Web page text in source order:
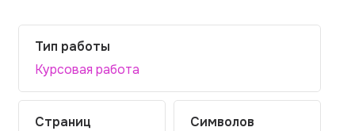
Тип работы
Курсовая работа
Страниц
Символов